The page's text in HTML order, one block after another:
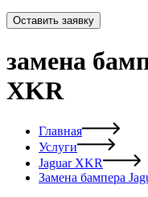
Оставить заявку
замена
XKR
Главная
Услуги
Jaguar XKR
Замена бампера